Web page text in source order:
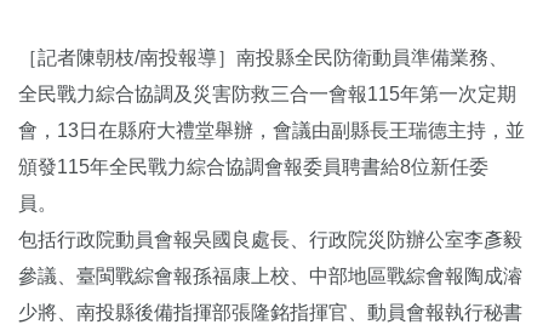
［記者陳朝枝/南投報導］南投縣全民防衛動員準備業務、
全民戰力綜合協調及災害防救三合一會報115年第一次定期
會，13日在縣府大禮堂舉辦，會議由副縣長王瑞德主持，並
頒發115年全民戰力綜合協調會報委員聘書給8位新任委
員。
包括行政院動員會報吳國良處長、行政院災防辦公室李彥毅
參議、臺閩戰綜會報孫福康上校、中部地區戰綜會報陶成濬
少將、南投縣後備指揮部張隆銘指揮官、動員會報執行秘書